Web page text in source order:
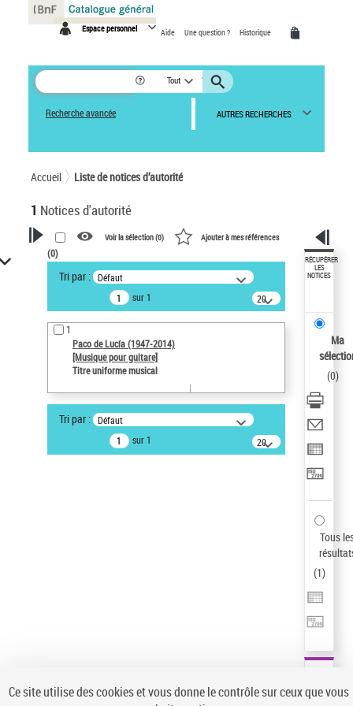
Espace personnel Aide Une question ? Historique
Tout
Recherche avancée AUTRES RECHERCHES
Accueil Liste de notices d’autorité
1 Notices d'autorité
VOTRE RECHERCHE
Recherche avancée dans les
notices d’autorité
Œuvres liées à l'auteur :
Paco de Lucía (1947-2014)
Auteur d’œuvre
Paco de Lucía (1947-2014)
Sauvegarder votre recherche
Voir la sélection (0) Ajouter à mes références
(0)
Tri par : Défaut
sur 1
20
résultats/page
1
Paco de Lucía (1947-2014)
[Musique pour guitare]
Titre uniforme musical
Tri par : Défaut
sur 1
20
résultats/page
RÉCUPÉRER
LES
NOTICES
Ma
(0)
Tous
(1)
Panneau de gestion des cookies
Ce site utilise des cookies et vous donne le contrôle sur ceux que vous